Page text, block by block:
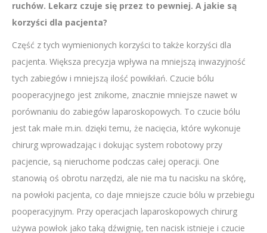
ruchów. Lekarz czuje się przez to pewniej. A jakie są
korzyści dla pacjenta?
Część z tych wymienionych korzyści to także korzyści dla
pacjenta. Większa precyzja wpływa na mniejszą inwazyjność
tych zabiegów i mniejszą ilość powikłań. Czucie bólu
pooperacyjnego jest znikome, znacznie mniejsze nawet w
porównaniu do zabiegów laparoskopowych. To czucie bólu
jest tak małe m.in. dzięki temu, że nacięcia, które wykonuje
chirurg wprowadzając i dokując system robotowy przy
pacjencie, są nieruchome podczas całej operacji. One
stanowią oś obrotu narzędzi, ale nie ma tu nacisku na skórę,
na powłoki pacjenta, co daje mniejsze czucie bólu w przebiegu
pooperacyjnym. Przy operacjach laparoskopowych chirurg
używa powłok jako taką dźwignię, ten nacisk istnieje i czucie